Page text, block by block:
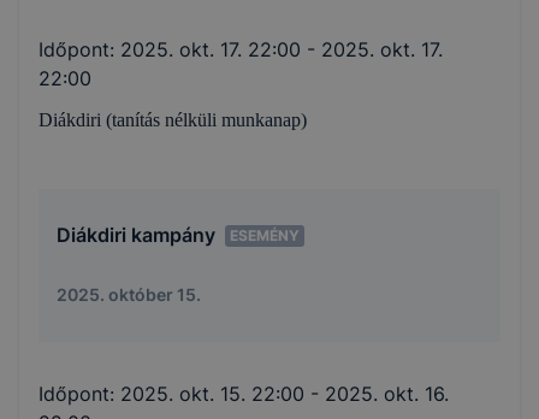
Időpont: 2025. okt. 17. 22:00 - 2025. okt. 17.
22:00
Diákdiri (tanítás nélküli munkanap)
Diákdiri kampány ESEMÉNY
2025. október 15.
Időpont: 2025. okt. 15. 22:00 - 2025. okt. 16.